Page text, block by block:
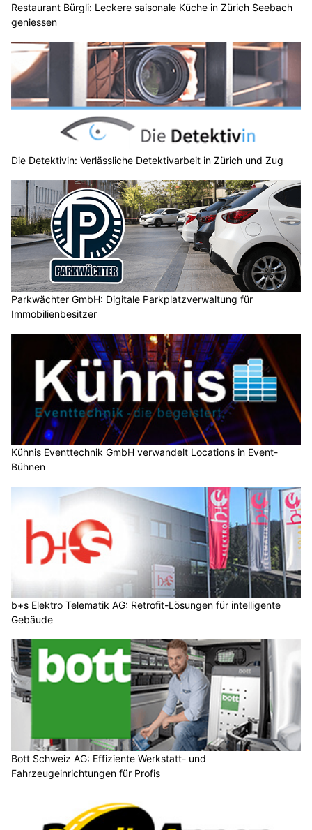
Restaurant Bürgli: Leckere saisonale Küche in Zürich Seebach
geniessen
Die Detektivin: Verlässliche Detektivarbeit in Zürich und Zug
Parkwächter GmbH: Digitale Parkplatzverwaltung für
Immobilienbesitzer
Kühnis Eventtechnik GmbH verwandelt Locations in Event-
Bühnen
b+s Elektro Telematik AG: Retrofit-Lösungen für intelligente
Gebäude
Bott Schweiz AG: Effiziente Werkstatt- und
Fahrzeugeinrichtungen für Profis